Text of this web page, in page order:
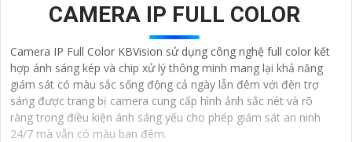
CAMERA IP FULL COLOR
Camera IP Full Color KBVision sử dụng công nghệ full color kết
hợp ánh sáng kép và chip xử lý thông minh mang lại khả năng
giám sát có màu sắc sống động cả ngày lẫn đêm với đèn trợ
sáng được trang bị camera cung cấp hình ảnh sắc nét và rõ
ràng trong điều kiện ánh sáng yếu cho phép giám sát an ninh
24/7 mà vẫn có màu ban đêm.